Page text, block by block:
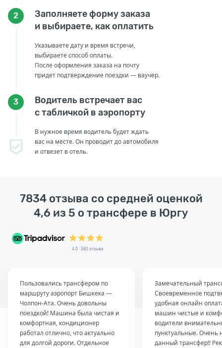
2
Заполняете форму заказа
и выбираете, как оплатить
Указываете дату и время встречи,
выбираете способ оплаты.
После оформления заказа на почту
придет подтверждение поездки — ваучер.
3
Водитель встречает вас
с табличкой в аэропорту
В нужное время водитель будет ждать
вас на месте. Он проводит до автомобиля
и отвезет в отель.
7834 отзыва со средней оценкой
4,6 из 5 о трансфере в Юргу
4.0 · 380 отзыва
Пользовались трансфером по
маршруту аэропорт Бишкека —
Чолпон-Ата. Очень довольны
поездкой! Машина была чистая и
комфортная, кондиционер
работал отлично, что актуально
для долгой дороги. Отдельное
Замечательный
Своевременное
удобная онлайн
машин чистые и
водители
пунктуальные. Очень
данный трансфер!!